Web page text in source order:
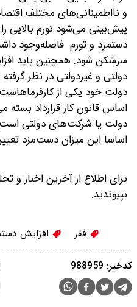
و نااطمینانی‌های مختلف
پیش‌بینی می‌شود تورم بالایی
دستمزد و تورم فاصله‌وجود
سرشکن شود. همچنین باید
دولتی و غیردولتی در نظر
دولت خود یکی از کارفرماهاست
اساس قانون کار قرارداد بسته
دولت یا شرکت‌های دولتی
اساسا این میزان دست‌مزد
برای اطلاع از آخرین اخبار و
بپیوندید.
فقر افزایش
کدخبر: 988959